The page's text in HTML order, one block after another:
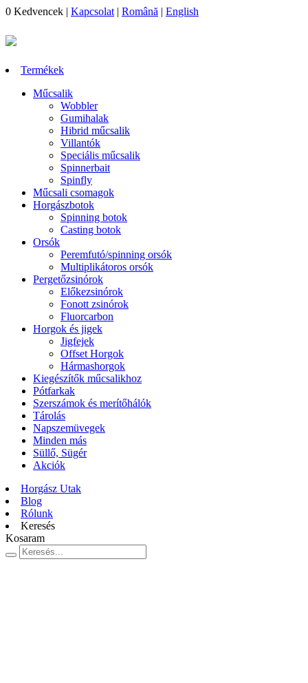
0 Kedvencek | Kapcsolat | Română | English
Termékek
Műcsalik
Wobbler
Gumihalak
Hibrid műcsalik
Villantók
Speciális műcsalik
Spinnerbait
Spinfly
Műcsali csomagok
Horgászbotok
Spinning botok
Casting botok
Orsók
Peremfutó/spinning orsók
Multiplikátoros orsók
Pergetőzsinórok
Előkezsinórok
Fonott zsinórok
Fluorcarbon
Horgok és jigek
Jigfejek
Offset Horgok
Hármashorgok
Kiegészítők műcsalikhoz
Pótfarkak
Szerszámok és merítőhálók
Tárolás
Napszemüvegek
Minden más
Süllő, Sügér
Akciók
Horgász Utak
Blog
Rólunk
Keresés
Kosaram